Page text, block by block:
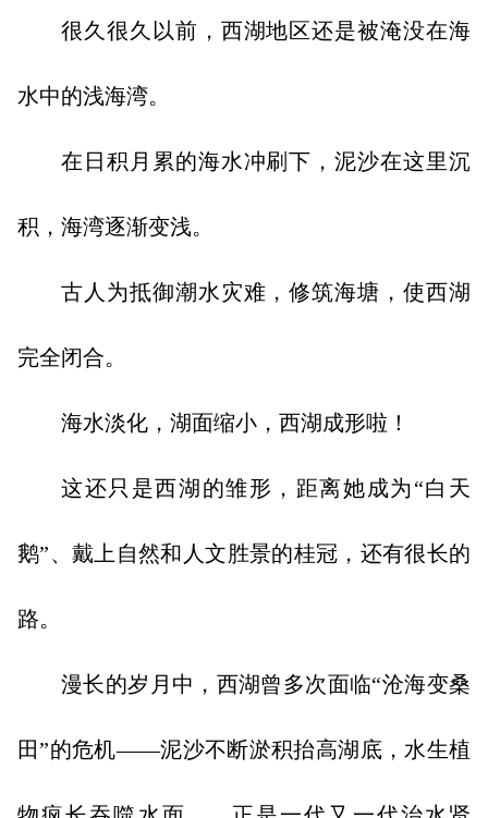
很久很久以前，西湖地区还是被淹没在海
水中的浅海湾。
在日积月累的海水冲刷下，泥沙在这里沉
积，海湾逐渐变浅。
古人为抵御潮水灾难，修筑海塘，使西湖
完全闭合。
海水淡化，湖面缩小，西湖成形啦！
这还只是西湖的雏形，距离她成为“白天
鹅”、戴上自然和人文胜景的桂冠，还有很长的
路。
漫长的岁月中，西湖曾多次面临“沧海变桑
田”的危机——泥沙不断淤积抬高湖底，水生植